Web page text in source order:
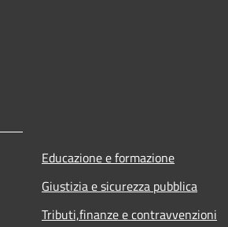
Educazione e formazione
Giustizia e sicurezza pubblica
Tributi,finanze e contravvenzioni